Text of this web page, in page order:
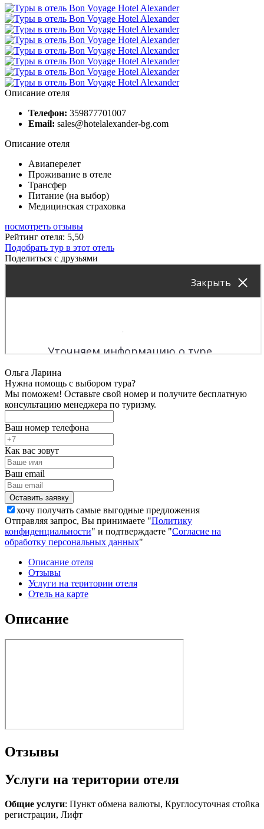
Описание отеля
Телефон: 359877701007
Email: sales@hotelalexander-bg.com
Описание отеля
Авиаперелет
Проживание в отеле
Трансфер
Питание (на выбор)
Медицинская страховка
посмотреть отзывы
Рейтинг отеля: 5,50
Подобрать тур в этот отель
Поделиться с друзьями
Ольга Ларина
Нужна помощь с выбором тура?
Мы поможем! Оставьте свой номер и получите бесплатную
консультацию менеджера по туризму.
Ваш номер телефона
Как вас зовут
Ваш email
хочу получать самые выгодные предложения
Отправляя запрос, Вы принимаете "Политику
конфиденциальности" и подтверждаете "Согласие на
обработку персональных данных"
Описание отеля
Отзывы
Услуги на територии отеля
Отель на карте
Описание
Отзывы
Услуги на територии отеля
Общие услуги: Пункт обмена валюты, Круглосуточная стойка
регистрации, Лифт